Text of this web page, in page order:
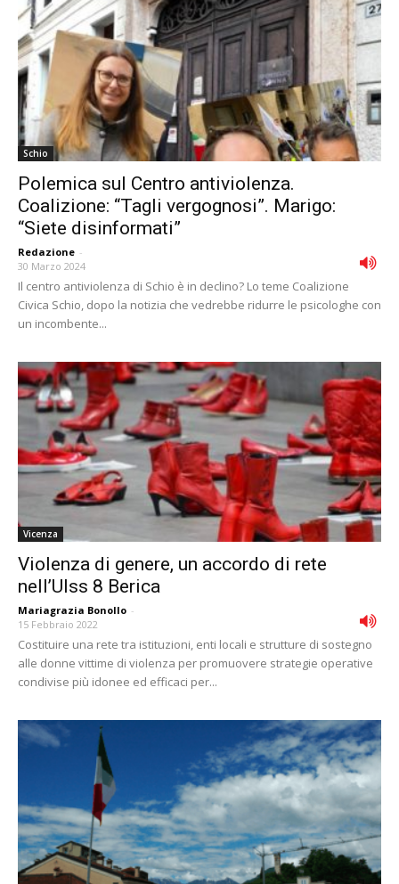
Schio
Polemica sul Centro antiviolenza.
Coalizione: “Tagli vergognosi”. Marigo:
“Siete disinformati”
Redazione -
30 Marzo 2024
Il centro antiviolenza di Schio è in declino? Lo teme Coalizione
Civica Schio, dopo la notizia che vedrebbe ridurre le psicologhe con
un incombente...
Vicenza
Violenza di genere, un accordo di rete
nell’Ulss 8 Berica
Mariagrazia Bonollo -
15 Febbraio 2022
Costituire una rete tra istituzioni, enti locali e strutture di sostegno
alle donne vittime di violenza per promuovere strategie operative
condivise più idonee ed efficaci per...